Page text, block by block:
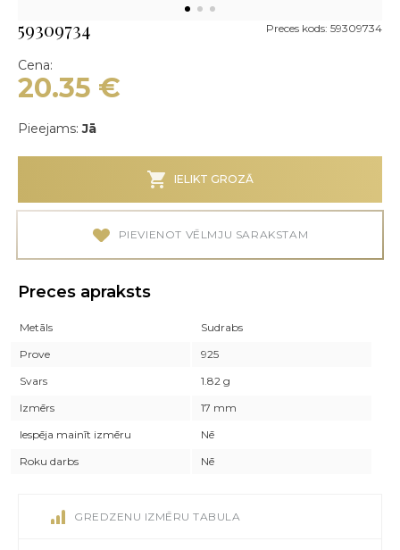
59309734 Preces kods: 59309734
Cena:
20.35 €
Pieejams:Jā
IELIKT GROZĀ
PIEVIENOT VĒLMJU SARAKSTAM
Preces apraksts
Metāls
Sudrabs
Prove
925
Svars
1.82 g
Izmērs
17 mm
Iespēja mainīt izmēru
Nē
Roku darbs
Nē
GREDZENU IZMĒRU TABULA